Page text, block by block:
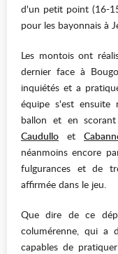
d'un petit point (16-
pour les bayonnais à
Les montois ont
dernier face à
inquiétés et a
équipe s'est ensuite
ballon et en
Caudullo et
néanmoins encore
fulgurances et de
affirmée dans le jeu.
Que dire de ce
columérenne, qui a
capables de